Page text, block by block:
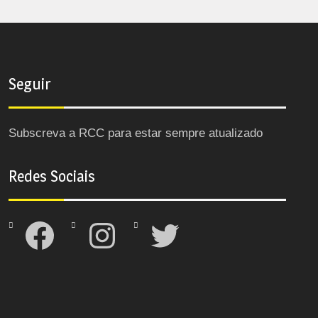
Seguir
Subscreva a RCC para estar sempre atualizado
Redes Sociais
Facebook Instagram Twitter